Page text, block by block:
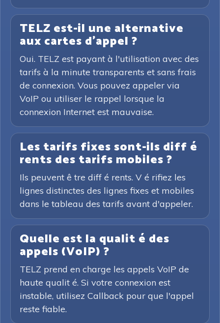
TELZ est-il une alternative
aux cartes d'appel ?
Oui. TELZ est payant à l'utilisation avec des
tarifs à la minute transparents et sans frais
de connexion. Vous pouvez appeler via
VoIP ou utiliser le rappel lorsque la
connexion Internet est mauvaise.
Les tarifs fixes sont-ils diff é
rents des tarifs mobiles ?
Ils peuvent ê tre diff é rents. V é rifiez les
lignes distinctes des lignes fixes et mobiles
dans le tableau des tarifs avant d'appeler.
Quelle est la qualit é des
appels (VoIP) ?
TELZ prend en charge les appels VoIP de
haute qualit é. Si votre connexion est
instable, utilisez Callback pour que l'appel
reste fiable.